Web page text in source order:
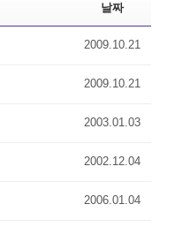
날짜
2009.10.21
2009.10.21
2003.01.03
2002.12.04
2006.01.04